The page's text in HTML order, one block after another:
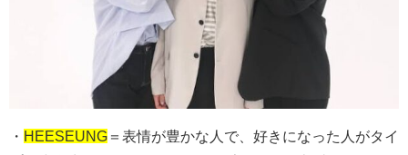
・ HEESEUNG ＝表情が豊かな人で、好きになった人がタイ